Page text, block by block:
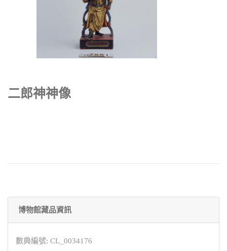
二郎神神像
博物館藏品資訊
數典編號: CL_0034176